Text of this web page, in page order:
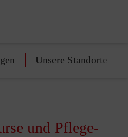
Unsere Standorte
und Pflege-